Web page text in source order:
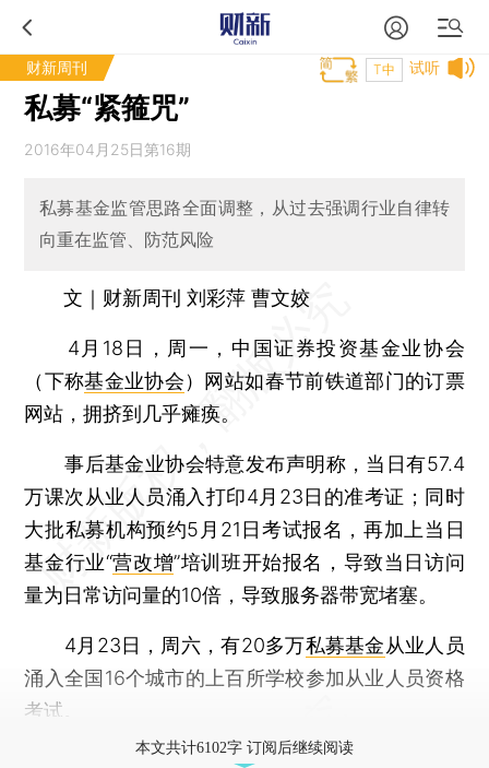
财新周刊 试听
T中
私募“紧箍咒”
2016年04月25日第16期
私募基金监管思路全面调整，从过去强调行业自律转
向重在监管、防范风险
文｜财新周刊 刘彩萍 曹文姣
4月18日，周一，中国证券投资基金业协会
（下称基金业协会）网站如春节前铁道部门的订票
网站，拥挤到几乎瘫痪。
事后基金业协会特意发布声明称，当日有57.4
万课次从业人员涌入打印4月23日的准考证；同时
大批私募机构预约5月21日考试报名，再加上当日
基金行业“营改增”培训班开始报名，导致当日访问
量为日常访问量的10倍，导致服务器带宽堵塞。
4月23日，周六，有20多万私募基金从业人员
涌入全国16个城市的上百所学校参加从业人员资格
考试。
本文共计6102字 订阅后继续阅读